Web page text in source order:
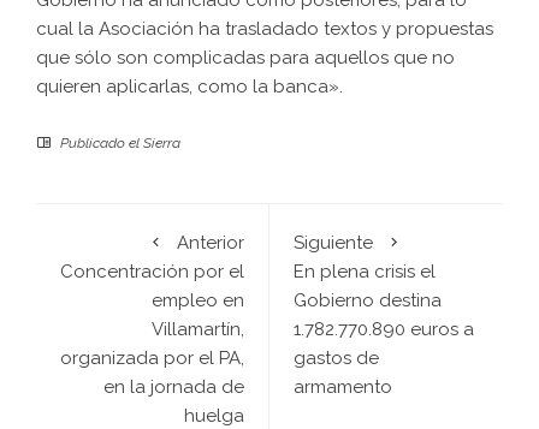
cual la Asociación ha trasladado textos y propuestas
que sólo son complicadas para aquellos que no
quieren aplicarlas, como la banca».
Publicado el Sierra
Anterior
Concentración por el
empleo en
Villamartín,
organizada por el PA,
en la jornada de
huelga
Siguiente
En plena crisis el
Gobierno destina
1.782.770.890 euros a
gastos de
armamento